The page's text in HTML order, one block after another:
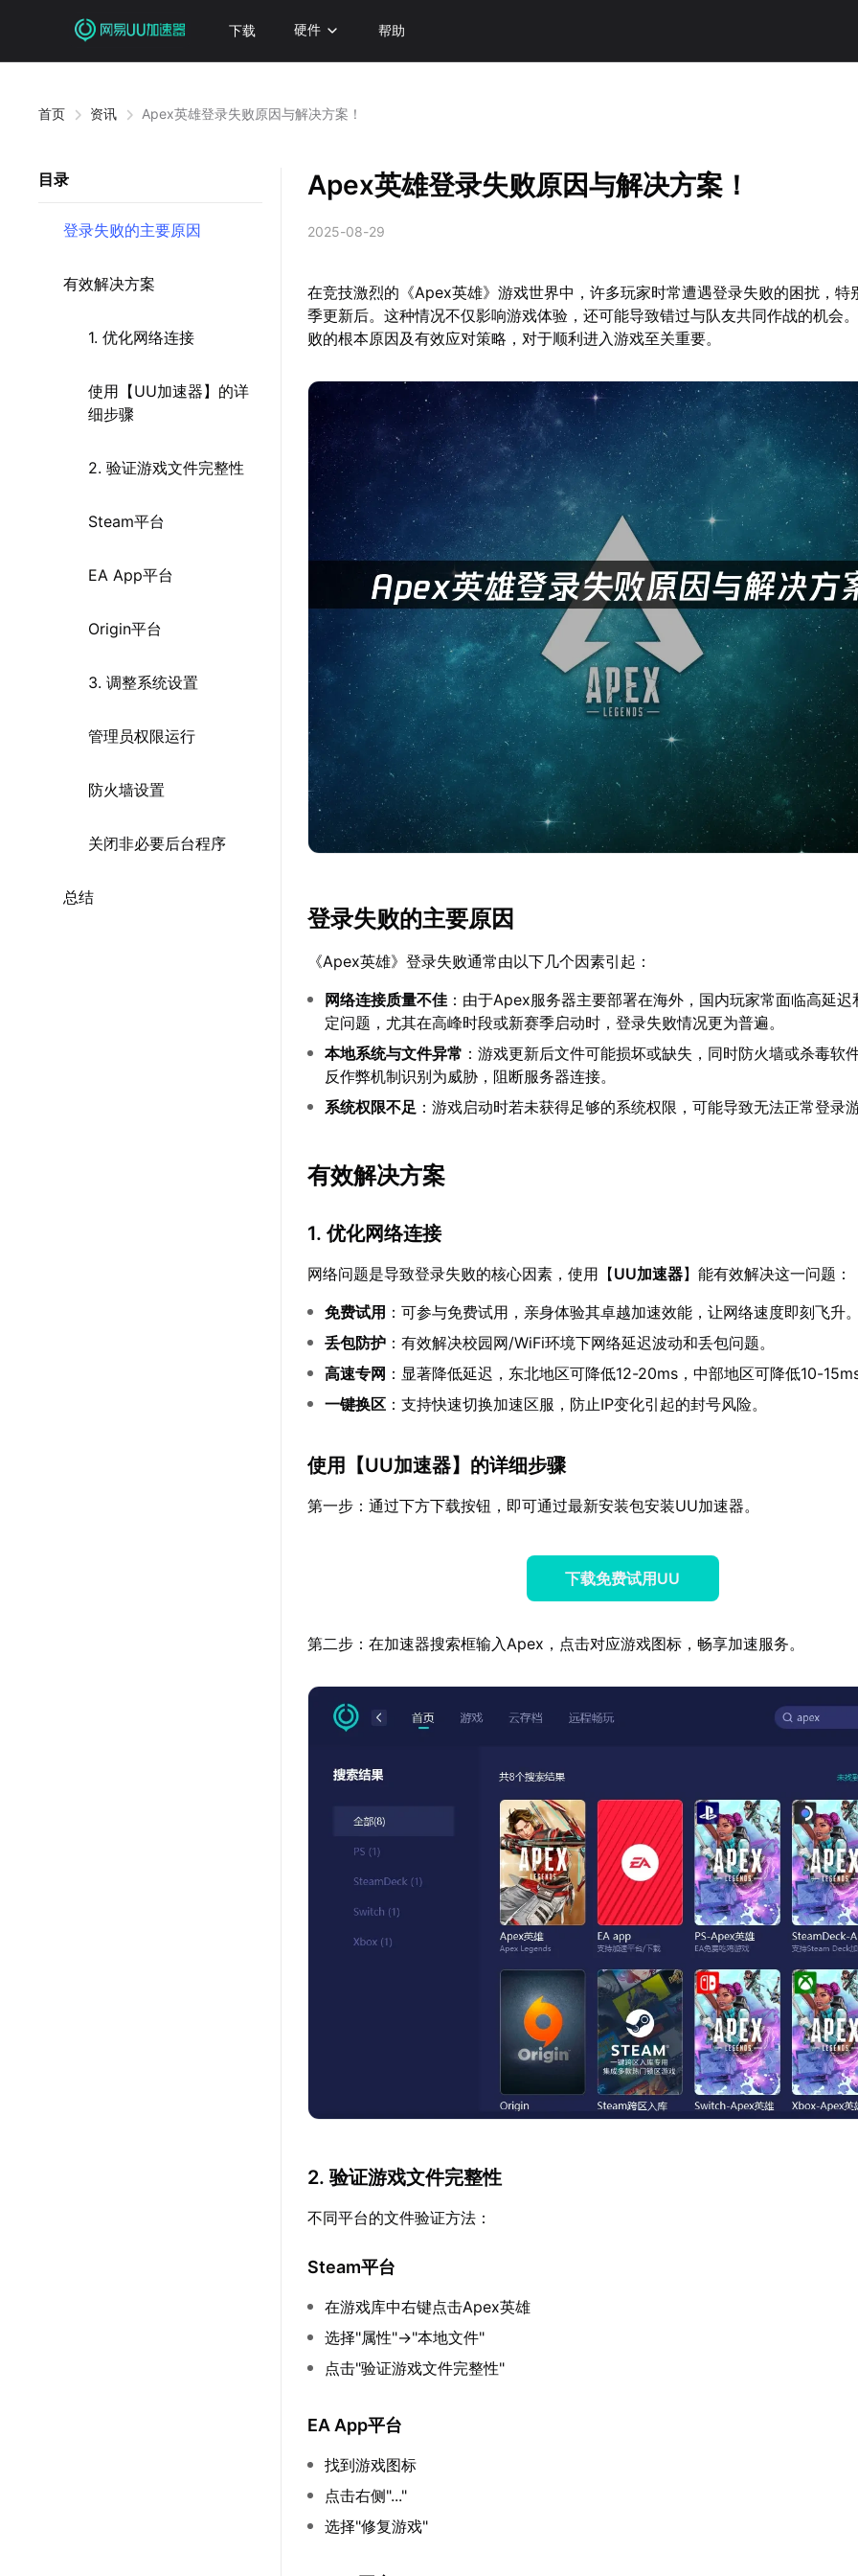
下载 硬件 帮助
首页 资讯 Apex英雄登录失败原因与解决方案！
目录
登录失败的主要原因
有效解决方案
1. 优化网络连接
使用【UU加速器】的详
细步骤
2. 验证游戏文件完整性
Steam平台
EA App平台
Origin平台
3. 调整系统设置
管理员权限运行
防火墙设置
关闭非必要后台程序
总结
Apex英雄登录失败原因与解决方案！
2025-08-29
在竞技激烈的《Apex英雄》游戏世界中，许多玩家时常遭遇登录失败的困扰，特
季更新后。这种情况不仅影响游戏体验，还可能导致错过与队友共同作战的机会
败的根本原因及有效应对策略，对于顺利进入游戏至关重要。
登录失败的主要原因
《Apex英雄》登录失败通常由以下几个因素引起：
网络连接质量不佳 ：由于Apex服务器主要部署在海外，国内玩家常面临高延迟
定问题，尤其在高峰时段或新赛季启动时，登录失败情况更为普遍。
本地系统与文件异常 ：游戏更新后文件可能损坏或缺失，同时防火墙或杀毒软
反作弊机制识别为威胁，阻断服务器连接。
系统权限不足 ：游戏启动时若未获得足够的系统权限，可能导致无法正常登录
有效解决方案
1. 优化网络连接
网络问题是导致登录失败的核心因素，使用【UU加速器】能有效解决这一问题：
免费试用 ：可参与免费试用，亲身体验其卓越加速效能，让网络速度即刻飞升
丢包防护 ：有效解决校园网/WiFi环境下网络延迟波动和丢包问题。
高速专网 ：显著降低延迟，东北地区可降低12-20ms，中部地区可降低10-
一键换区 ：支持快速切换加速区服，防止IP变化引起的封号风险。
使用【UU加速器】的详细步骤
第一步：通过下方下载按钮，即可通过最新安装包安装UU加速器。
下载免费试用UU
第二步：在加速器搜索框输入Apex，点击对应游戏图标，畅享加速服务。
2. 验证游戏文件完整性
不同平台的文件验证方法：
Steam平台
在游戏库中右键点击Apex英雄
选择"属性"→"本地文件"
点击"验证游戏文件完整性"
EA App平台
找到游戏图标
点击右侧"..."
选择"修复游戏"